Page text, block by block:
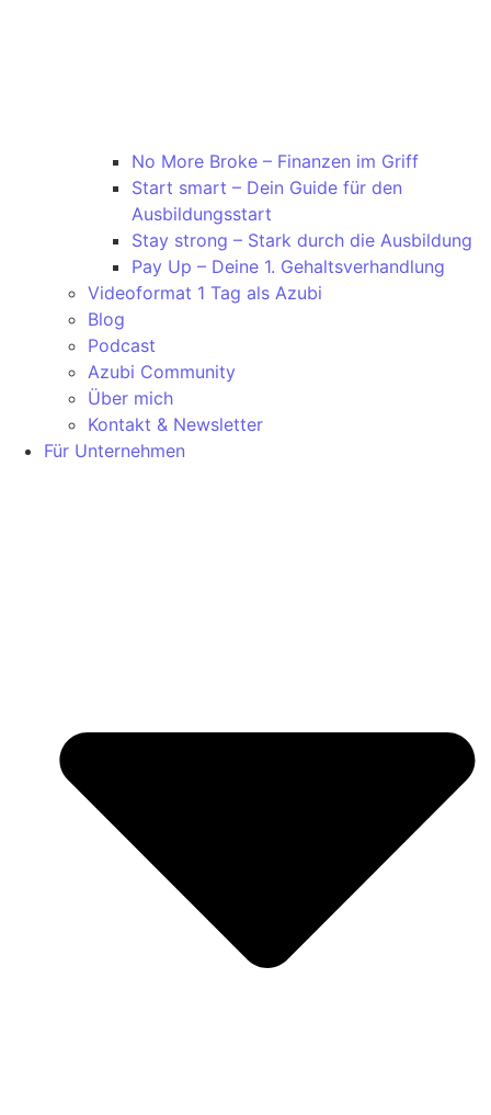
No More Broke – Finanzen im Griff
Start smart – Dein Guide für den
Ausbildungsstart
Stay strong – Stark durch die Ausbildung
Pay Up – Deine 1. Gehaltsverhandlung
Videoformat 1 Tag als Azubi
Blog
Podcast
Azubi Community
Über mich
Kontakt & Newsletter
Für Unternehmen